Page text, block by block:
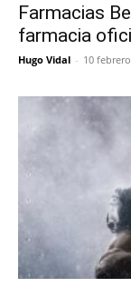
Farmacias
farmacia
Hugo Vidal - 10